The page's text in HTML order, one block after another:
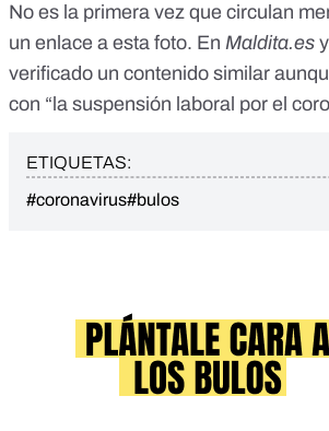
No es la primera vez que circulan
un enlace a esta foto. En Maldita.es
verificado un contenido similar
con “la suspensión laboral por el
ETIQUETAS:
#coronavirus#bulos